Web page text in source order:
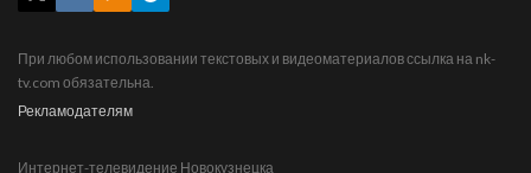
При любом использовании текстовых и видеоматериалов ссылка на nk-
tv.com обязательна.
Рекламодателям
Интернет-телевидение Новокузнецка